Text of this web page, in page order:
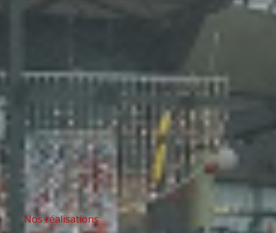
Nos réalisations